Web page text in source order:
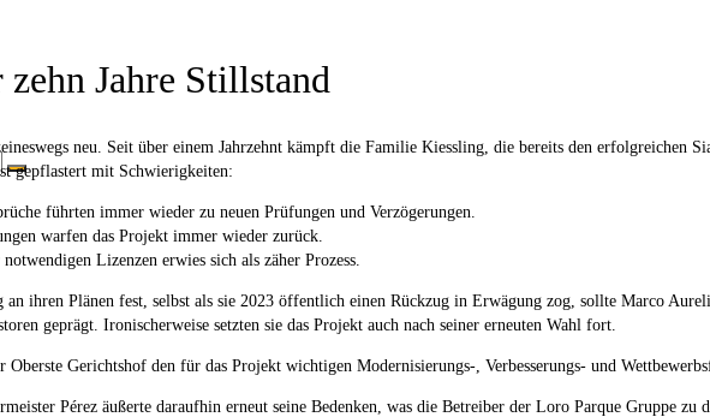
Jahre Stillstand
neu. Seit über einem Jahrzehnt kämpft die Familie Kiessling, die bereits den erfolgreichen
gepflastert mit Schwierigkeiten:
führten immer wieder zu neuen Prüfungen und Verzögerungen.
warfen das Projekt immer wieder zurück.
Lizenzen erwies sich als zäher Prozess.
ihren Plänen fest, selbst als sie 2023 öffentlich einen Rückzug in Erwägung zog, sollte Marco
geprägt. Ironischerweise setzten sie das Projekt auch nach seiner erneuten Wahl fort.
Oberste Gerichtshof den für das Projekt wichtigen Modernisierungs-, Verbesserungs- und
Pérez äußerte daraufhin erneut seine Bedenken, was die Betreiber der Loro Parque Gruppe zu